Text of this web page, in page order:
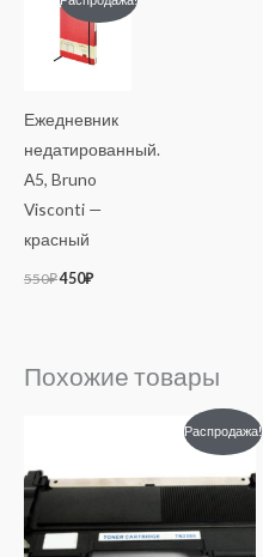
Ежедневник
недатированный.
А5, Bruno
Visconti —
красный
550₽
цена
составляла
550₽.
450₽
цена:
450₽.
Похожие товары
Распродажа!
860₽.